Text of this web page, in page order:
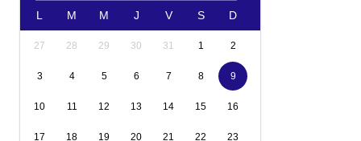
L M M J V S D
27 28 29 30 31 1 2
3 4 5 6 7 8 9
10 11 12 13 14 15 16
17 18 19 20 21 22 23